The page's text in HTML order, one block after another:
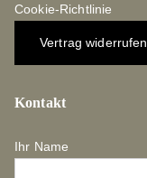
Cookie-Richtlinie
Vertrag widerrufen
Kontakt
Ihr Name